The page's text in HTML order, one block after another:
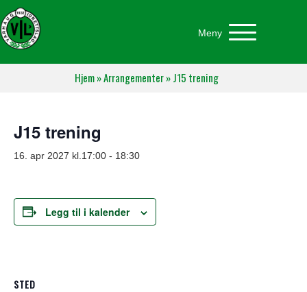
Meny
Hjem»Arrangementer»J15 trening
J15 trening
16. apr 2027 kl.17:00 - 18:30
Legg til i kalender
STED